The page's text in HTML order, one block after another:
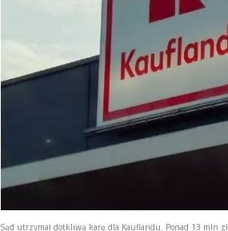
Sąd utrzymał dotkliwą karę dla Kauflandu. Ponad 13 mln